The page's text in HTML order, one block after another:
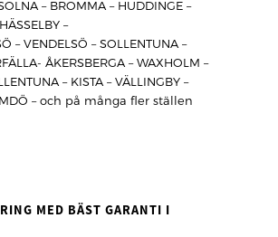
– BROMMA – HUDDINGE –
–
– VENDELSÖ – SOLLENTUNA –
ÅKERSBERGA – WAXHOLM –
– KISTA – VÄLLINGBY –
– och på många fler ställen
MED BÄST GARANTI I